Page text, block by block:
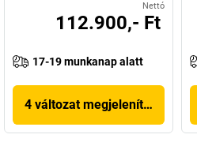
Nettó
112.900,- Ft
17-19 munkanap alatt
4 változat megjelenítése